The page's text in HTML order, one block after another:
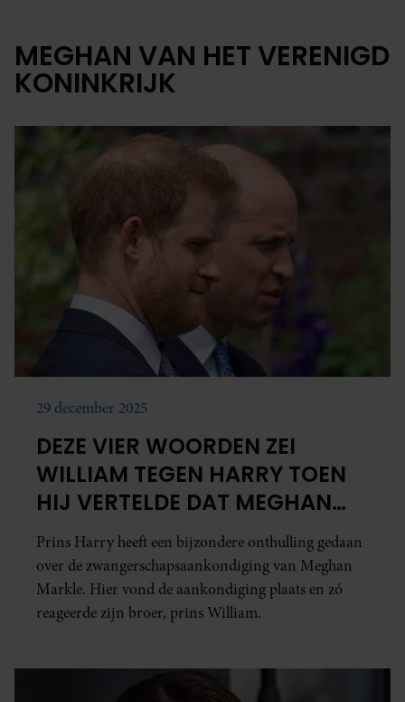
MEGHAN VAN HET VERENIGD
KONINKRIJK
29 december 2025
DEZE VIER WOORDEN ZEI
WILLIAM TEGEN HARRY TOEN
HIJ VERTELDE DAT MEGHAN
ZWANGER WAS
Prins Harry heeft een bijzondere onthulling gedaan
over de zwangerschapsaankondiging van Meghan
Markle. Hier vond de aankondiging plaats en zó
reageerde zijn broer, prins William.